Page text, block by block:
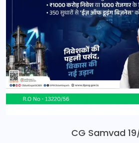
CG Samvad